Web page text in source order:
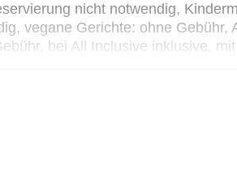
nicht notwendig,
vegane Gerichte: ohne
bei All Inclusive inklusive,
Sky BAr“: Küche: japanisch,